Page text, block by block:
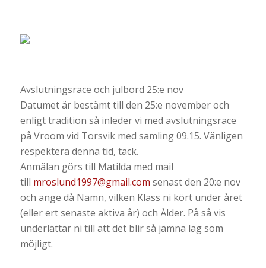
Avslutningsrace och julbord 25:e nov
Datumet är bestämt till den 25:e november och
enligt tradition så inleder vi med avslutningsrace
på Vroom vid Torsvik med samling 09.15. Vänligen
respektera denna tid, tack.
Anmälan görs till Matilda med mail
till mroslund1997@gmail.com senast den 20:e nov
och ange då Namn, vilken Klass ni kört under året
(eller ert senaste aktiva år) och Ålder. På så vis
underlättar ni till att det blir så jämna lag som
möjligt.